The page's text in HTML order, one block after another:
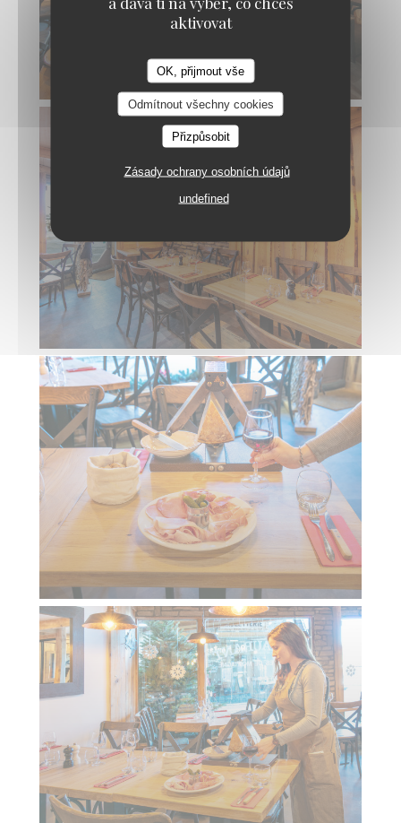
aktivovat
OK, přijmout vše
Odmítnout všechny cookies
Přizpůsobit
Zásady ochrany osobních údajů
undefined
AU MONTAGNARD